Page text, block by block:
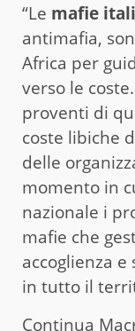
“Le mafie
antimafia,
Africa per
verso le
proventi di
coste libiche
delle
momento in
nazionale i
mafie che
accoglienza
in tutto il
Continua